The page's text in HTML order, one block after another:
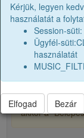
Főalbum
a tartalmukat.
akkor a
Kérjük, legyen
használatát a
Session-
Ügyfél-
használatát
Elfogad Bezár